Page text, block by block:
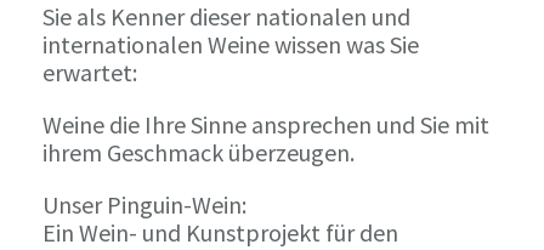
Sie als Kenner dieser nationalen und
internationalen Weine wissen was Sie
erwartet:
Weine die Ihre Sinne ansprechen und Sie mit
ihrem Geschmack überzeugen.
Unser Pinguin-Wein:
Ein Wein- und Kunstprojekt für den